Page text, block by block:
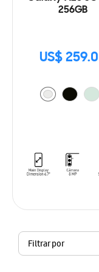
256GB
US$
Filtrar por